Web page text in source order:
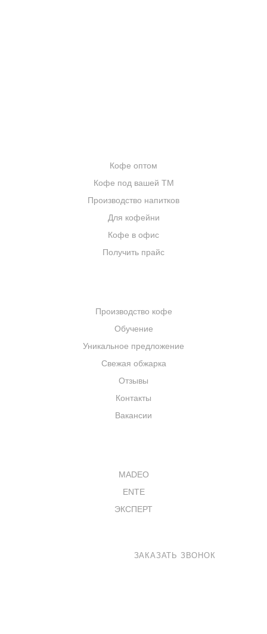
Кофе оптом
Кофе под вашей ТМ
Производство напитков
Для кофейни
Кофе в офис
Получить прайс
Производство кофе
Обучение
Уникальное предложение
Свежая обжарка
Отзывы
Контакты
Вакансии
MADEO
ENTE
ЭКСПЕРТ
ЗАКАЗАТЬ ЗВОНОК